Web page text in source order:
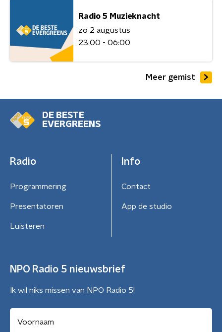
Radio 5 Muzieknacht
zo 2 augustus
23:00 - 06:00
Meer gemist
DE BESTE
EVERGREENS
Radio
Programmering
Presentatoren
Luisteren
Info
Contact
App de studio
NPO Radio 5 nieuwsbrief
Ik wil niks missen van NPO Radio 5!